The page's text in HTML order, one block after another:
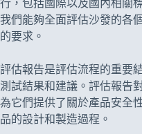
行，包括國際以及國內相關
我們能夠全面評估沙發的各
的要求。
評估報告是評估流程的重要
測試結果和建議。評估報告
為它們提供了關於產品安全
品的設計和製造過程。